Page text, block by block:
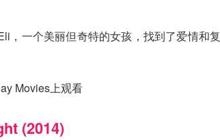
，一个美丽但奇特的女孩，找到了爱情和复
Movies上观看
(2014)